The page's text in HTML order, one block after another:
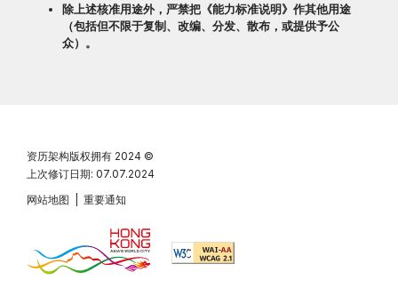
除上述核准用途外，严禁把《能力标准说明》作其他用途
（包括但不限于复制、改编、分发、散布，或提供予公
众）。
资历架构版权拥有 2024 ©
上次修订日期: 07.07.2024
网站地图
重要通知